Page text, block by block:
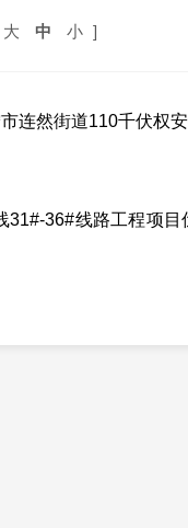
大 中 小 ]
连然街道110千伏权
36#线路工程项目